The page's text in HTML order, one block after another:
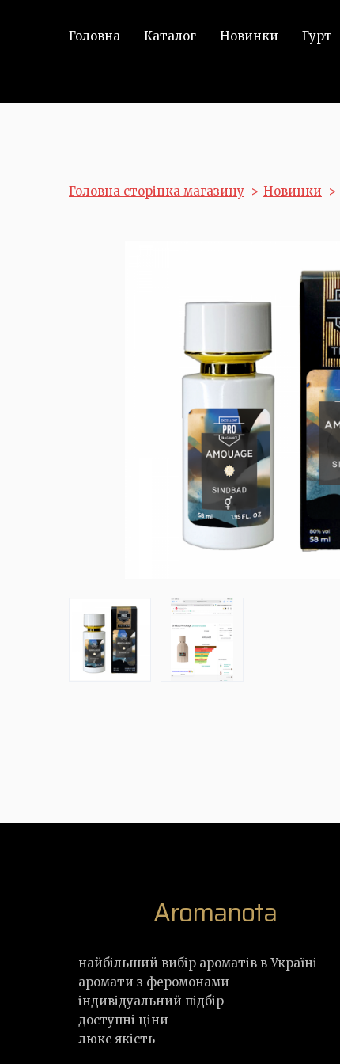
Головна Каталог Новинки Гурт
Головна сторінка магазину Новинки
Aromanota
- найбільший вибір ароматів в Україні
- аромати з феромонами
- індивідуальний підбір
- доступні ціни
- люкс якість